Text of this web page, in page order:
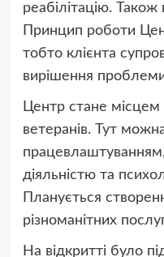
реабілітацію.
Принцип роботи
тобто клієнта
вирішення
Центр стане місцем
ветеранів. Тут
діяльністю та
Планується
різноманітних
На відкритті було